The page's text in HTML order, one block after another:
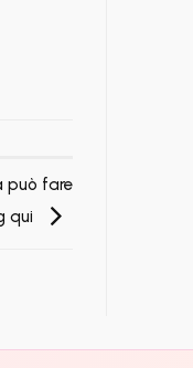
può fare
qui